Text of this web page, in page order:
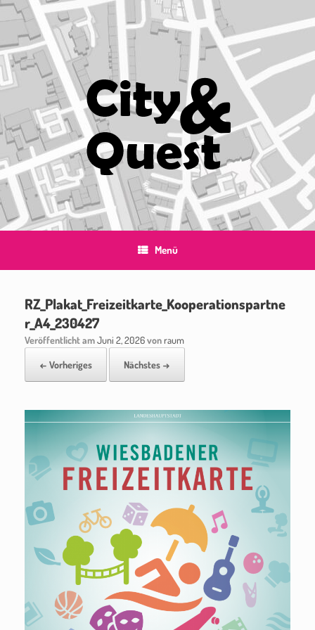
Zum
Inhalt
springen
Menü
RZ_Plakat_Freizeitkarte_Kooperationspartne
r_A4_230427
Veröffentlicht amJuni 2, 2026vonraum
← Vorheriges Nächstes →